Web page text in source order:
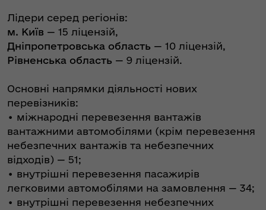
Лідери серед регіонів:
м. Київ — 15 ліцензій,
Дніпропетровська область — 10 ліцензій,
Рівненська область — 9 ліцензій.
Основні напрямки діяльності нових
перевізників:
• міжнародні перевезення вантажів
вантажними автомобілями (крім перевезення
небезпечних вантажів та небезпечних
відходів) — 51;
• внутрішні перевезення пасажирів
легковими автомобілями на замовлення — 34;
• внутрішні перевезення небезпечних